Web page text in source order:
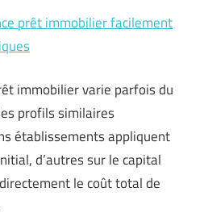
prêt immobilier facilement
immobilier varie parfois du
profils similaires
établissements appliquent
d’autres sur le capital
le coût total de